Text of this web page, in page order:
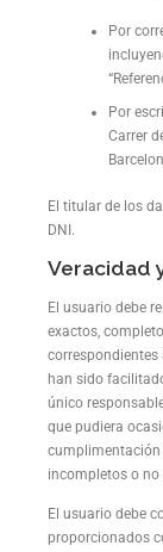
Por
Por
Carrer
El titular de los
DNI.
Veracidad
El usuario debe
exactos,
correspondientes
han sido
único
que pudiera
cumplimentación
incompletos o
El usuario debe
proporcionados